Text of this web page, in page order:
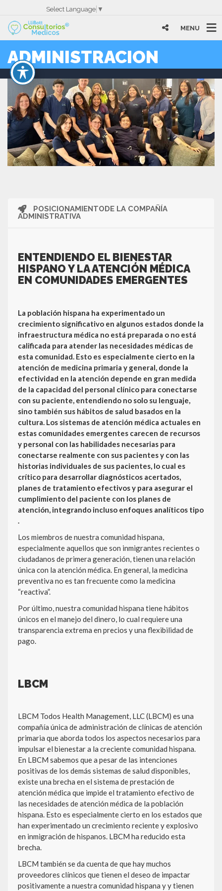
Select Language ▼
MENU
ADMINISTRACION
POSICIONAMIENTODE LA COMPAÑÍA
ADMINISTRATIVA
ENTENDIENDO EL BIENESTAR
HISPANO Y LA ATENCIÓN MÉDICA
EN COMUNIDADES EMERGENTES
La población hispana ha experimentado un
crecimiento significativo en algunos estados donde la
infraestructura médica no está preparada o no está
calificada para atender las necesidades médicas de
esta comunidad. Esto es especialmente cierto en la
atención de medicina primaria y general, donde la
efectividad en la atención depende en gran medida
de la capacidad del personal clínico para conectarse
con su paciente, entendiendo no solo su lenguaje,
sino también sus hábitos de salud basados en la
cultura. Los sistemas de atención médica actuales en
estas comunidades emergentes carecen de recursos
y personal con las habilidades necesarias para
conectarse realmente con sus pacientes y con las
historias individuales de sus pacientes, lo cual es
crítico para desarrollar diagnósticos acertados,
planes de tratamiento efectivos y para asegurar el
cumplimiento del paciente con los planes de
atención, integrando incluso enfoques analíticos tipo
.
Los miembros de nuestra comunidad hispana,
especialmente aquellos que son inmigrantes recientes o
ciudadanos de primera generación, tienen una relación
única con la atención médica. En general, la medicina
preventiva no es tan frecuente como la medicina
“reactiva”.
Por último, nuestra comunidad hispana tiene hábitos
únicos en el manejo del dinero, lo cual requiere una
transparencia extrema en precios y una flexibilidad de
pago.
LBCM
LBCM Todos Health Management, LLC (LBCM) es una
compañía única de administración de clínicas de atención
primaria que aborda todos los aspectos necesarios para
impulsar el bienestar a la creciente comunidad hispana.
En LBCM sabemos que a pesar de las intenciones
positivas de los demás sistemas de salud disponibles,
existe una brecha en el sistema de prestación de
atención médica que impide el tratamiento efectivo de
las necesidades de atención médica de la población
hispana. Esto es especialmente cierto en los estados que
han experimentado un crecimiento reciente y explosivo
en inmigración de hispanos. LBCM ha reducido esta
brecha.
LBCM también se da cuenta de que hay muchos
proveedores clínicos que tienen el deseo de impactar
positivamente a nuestra comunidad hispana y y tienen